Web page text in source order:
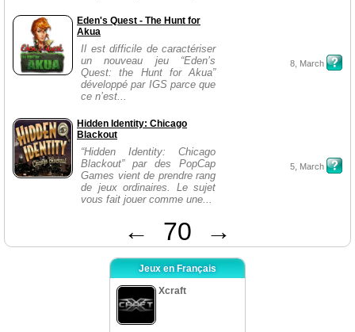
Eden's Quest - The Hunt for
Akua
Il est difficile de caractériser
un nouveau jeu “Eden’s
Quest: the Hunt for Akua”
développé par IGS parce que
ce n’est...
8, March
Hidden Identity: Chicago
Blackout
“Hidden Identity: Chicago
Blackout” par des PopCap
Games vient de prendre rang
de jeux ordinaires. Le sujet
vous fait jouer comme une...
5, March
← 70 →
Jeux en Français
Xcraft